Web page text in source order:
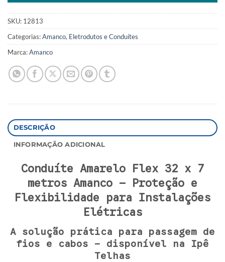
SKU: 12813
Categorias:Amanco, Eletrodutos e Conduítes
Marca:Amanco
DESCRIÇÃO
INFORMAÇÃO ADICIONAL
Conduíte Amarelo Flex 32 x 7
metros Amanco – Proteção e
Flexibilidade para Instalações
Elétricas
A solução prática para passagem de
fios e cabos – disponível na Ipê
Telhas